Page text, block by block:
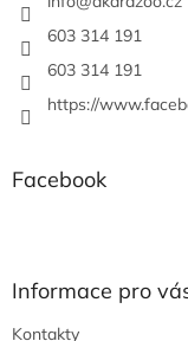
603 314 191
603 314 191
https://
Facebook
Informace pro
Kontakty